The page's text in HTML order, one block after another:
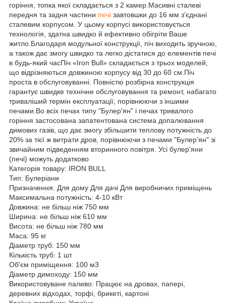
горіння, топка якої складається з 2 камер.Масивні сталеві
передня та задня частини печі завтовшки до 16 мм з'єднані
сталевим корпусом. У цьому корпусі використовується
технологія, здатна швидко й ефективно обігріти Ваше
житло.Благодаря модульної конструкції, піч виходить зручною,
а також дає змогу швидко та легко дістатися до елементів печі
в будь-який часПіч «Iron Bull» складається з трьох моделей,
що відрізняються довжиною корпусу від 30 до 60 см.Піч
проста в обслуговуванні. Повністю розбірна конструкція
гарантує швидке технічне обслуговування та ремонт, набагато
триваліший термін експлуатації, порівнюючи з іншими
печами.Во всіх печах типу "Булер'ян" і печах тривалого
горіння застосована запатентована система допалювання
димових газів, що дає змогу збільшити теплову потужність до
20% за тієї ж витрати дров, порівнюючи з печами "Булер'ян" зі
звичайним підведенням вторинного повітря. Усі булер'яни
(печі) можуть додатково
Категорія товару: IRON BULL
Тип: Булеріани
Призначення: Для дому Для дачі Для виробничих приміщень
Максимальна потужність: 4-10 кВт
Довжина: не більш ніж 750 мм
Ширина: не більш ніж 610 мм
Висота: не більш ніж 780 мм
Маса: 95 кг
Діаметр труб: 150 мм
Кількість труб: 1 шт
Об'єм приміщення: 100 м3
Діаметр димоходу: 150 мм
Використовуване паливо: Працює на дровах, папері,
деревних відходах, торфі, брикеті, картоні